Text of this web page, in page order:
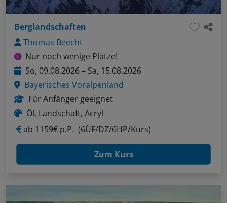
Berglandschaften
Thomas Beecht
Nur noch wenige Plätze!
So, 09.08.2026 – Sa, 15.08.2026
Bayerisches Voralpenland
Für Anfänger geeignet
Öl, Landschaft, Acryl
ab 1159€ p.P. (6ÜF/DZ/6HP/Kurs)
Zum Kurs